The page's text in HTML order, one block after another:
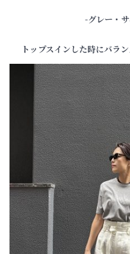
-グレー・
トップスイン した時にバラ